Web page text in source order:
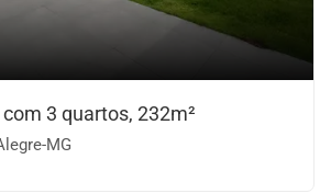
3 quartos, 232m²
MG